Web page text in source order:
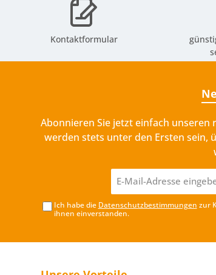
Kontaktformular
Abonnieren Sie jetzt einfach unseren
werden stets unter den Ersten
Ich habe die Datenschutzbestimmungen zur
ihnen einverstanden.